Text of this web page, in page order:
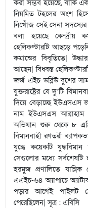
করা সম্ভব হয়েছে, বাকি
নিয়মিত টহলের অংশ
নিখোঁজ সেই সেনা
বলা হয়েছে কেন্দ্রীয়
হেলিকপ্টারটি আছড়ে
কমান্ডের বিবৃতিতে|
আছেন| বিধ্বস্ত
জর্জ এইচ ডব্লিউ বুশের
যুক্তরাষ্ট্রের যে দু’টি
দিয়ে বেড়াচ্ছে ইউএসএস
নাম ইউএসএস আব্রাহাম
অভিযান শুরু থেকে ৮
বিমানবাহী রণতরী
যুদ্ধে কয়েকটি যুদ্ধবিমান
সেগুলোর মধ্যে
হরমুজ প্রণালিতে
এএইচ-৬৪ অ্যাপাচে
পড়ার আগেই পাইলট
পেরেছিলেন| সূত্র : এবিসি